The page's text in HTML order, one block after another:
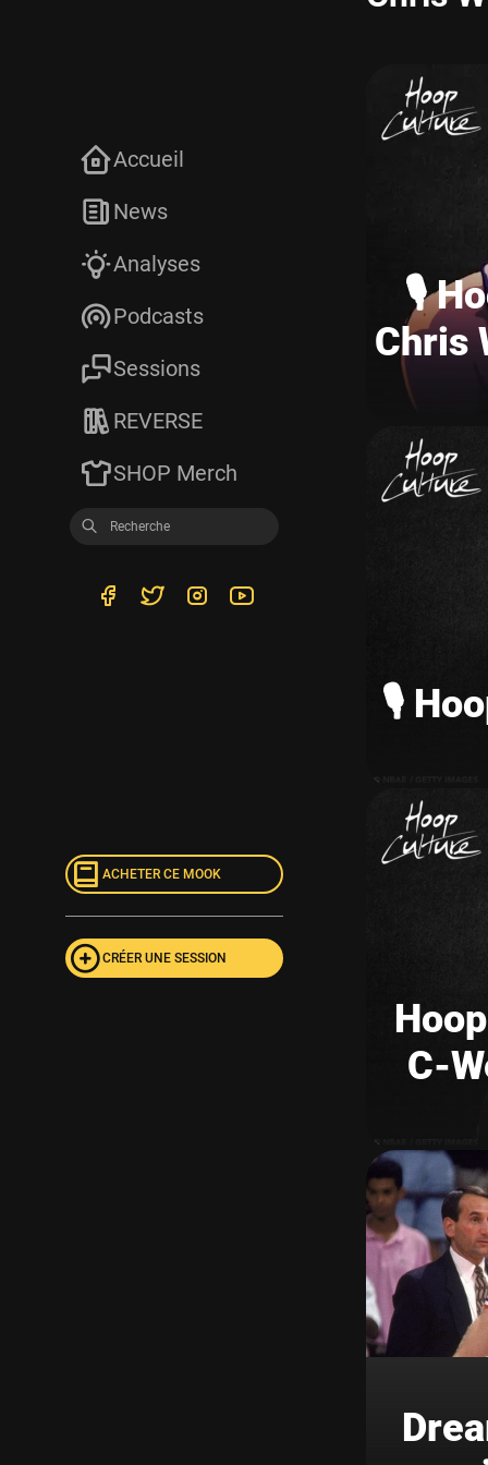
🎙️
Chris
🎙️
C-
Accueil
News
Analyses
Podcasts
Sessions
REVERSE
SHOP Merch
ACHETER CE MOOK
CRÉER UNE SESSION